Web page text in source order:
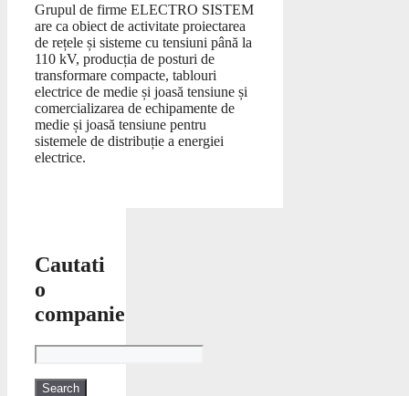
Grupul de firme ELECTRO SISTEM
are ca obiect de activitate proiectarea
de rețele și sisteme cu tensiuni până la
110 kV, producția de posturi de
transformare compacte, tablouri
electrice de medie și joasă tensiune și
comercializarea de echipamente de
medie și joasă tensiune pentru
sistemele de distribuție a energiei
electrice.
Cautati
o
companie